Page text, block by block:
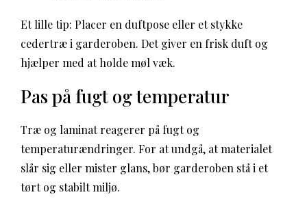
Et lille tip: Placer en duftpose eller et stykke
cedertræ i garderoben. Det giver en frisk duft og
hjælper med at holde møl væk.
Pas på fugt og temperatur
Træ og laminat reagerer på fugt og
temperaturændringer. For at undgå, at materialet
slår sig eller mister glans, bør garderoben stå i et
tørt og stabilt miljø.